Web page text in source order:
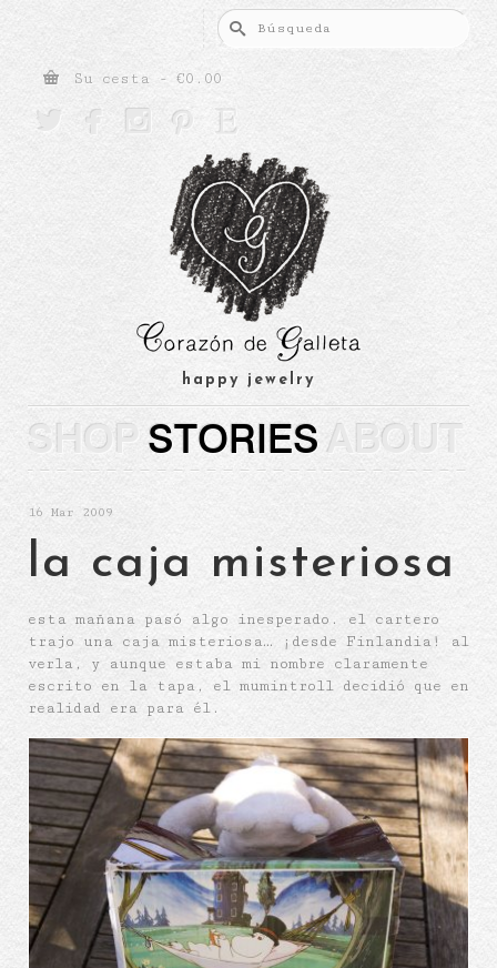
Buscar
por:
Su cesta - €0.00
    
happy jewelry
SHOP STORIES ABOUT
16 Mar 2009
la caja misteriosa
esta mañana pasó algo inesperado. el cartero
trajo una caja misteriosa… ¡desde Finlandia! al
verla, y aunque estaba mi nombre claramente
escrito en la tapa, el mumintroll decidió que en
realidad era para él.